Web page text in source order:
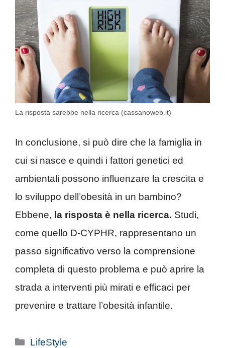
La risposta sarebbe nella ricerca (cassanoweb.it)
In conclusione, si può dire che la famiglia in
cui si nasce e quindi i fattori genetici ed
ambientali possono influenzare la crescita e
lo sviluppo dell’obesità in un bambino?
Ebbene, la risposta è nella ricerca. Studi,
come quello D-CYPHR, rappresentano un
passo significativo verso la comprensione
completa di questo problema e può aprire la
strada a interventi più mirati e efficaci per
prevenire e trattare l’obesità infantile.
Categorie
LifeStyle